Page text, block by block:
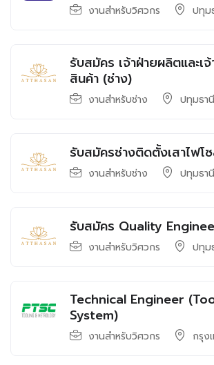
งานสำหรับวิศวกร ปทุม
รับสมัคร เจ้าฝ่ายผลิตและเ
สินค้า (ช่าง)
งานสำหรับช่าง ปทุมธานี
รับสมัครช่างติดตั้งเสาไฟโ
งานสำหรับช่าง ปทุมธานี
รับสมัคร Quality
งานสำหรับวิศวกร ปทุม
Technical Engineer
System)
งานสำหรับวิศวกร กรุง